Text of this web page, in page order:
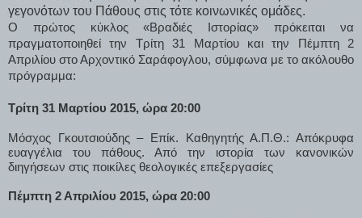
γεγονότων του Πάθους στις τότε κοινωνικές ομάδες.
Ο πρώτος κύκλος «Βραδιές Ιστορίας» πρόκειται να
πραγματοποιηθεί την Τρίτη 31 Μαρτίου και την Πέμπτη 2
Απριλίου στο Αρχοντικό Σαράφογλου, σύμφωνα με το ακόλουθο
πρόγραμμα:
Τρίτη 31 Μαρτίου 2015, ώρα 20:00
Μόσχος Γκουτσιούδης – Επίκ. Καθηγητής Α.Π.Θ.: Απόκρυφα
ευαγγέλια του πάθους. Από την ιστορία των κανονικών
διηγήσεων στις ποικίλες θεολογικές επεξεργασίες
Πέμπτη 2 Απριλίου 2015, ώρα 20:00